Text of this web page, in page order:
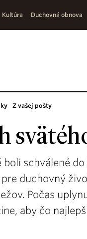
Kultúra Duchovná obnova
Z vašej pošty
schválené do
duchovný
Počas
aby čo